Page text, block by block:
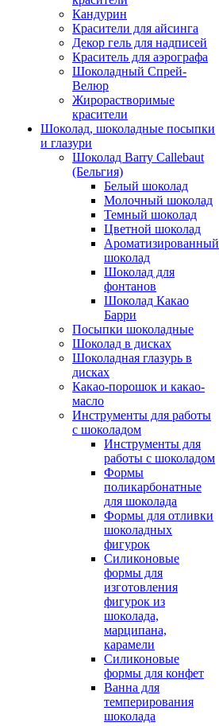
Кандурин
Красители для айсинга
Декор гель для надписей
Краситель для аэрографа
Шоколадный Спрей-
Велюр
Жирорастворимые
красители
Шоколад, шоколадные посыпки
и глазури
Шоколад Barry Callebaut
(Бельгия)
Белый шоколад
Молочный шоколад
Темный шоколад
Цветной шоколад
Ароматизированный
шоколад
Шоколад для
фонтанов
Шоколад Какао
Барри
Посыпки шоколадные
Шоколад в дисках
Шоколадная глазурь в
дисках
Какао-порошок и какао-
масло
Инструменты для работы
с шоколадом
Инструменты для
работы с шоколадом
Формы
поликарбонатные
для шоколада
Формы для отливки
шоколадных
фигурок
Силиконовые
формы для
изготовления
фигурок из
шоколада,
марципана,
карамели
Силиконовые
формы для конфет
Ванна для
темперирования
шоколада